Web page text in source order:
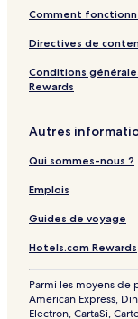
Comment
Directives de
Conditions
Rewards
Autres
Qui sommes-nous ?
Emplois
Guides de voyage
Hotels.com Rewards
Parmi les moyens de
American Express,
Electron, CartaSi,